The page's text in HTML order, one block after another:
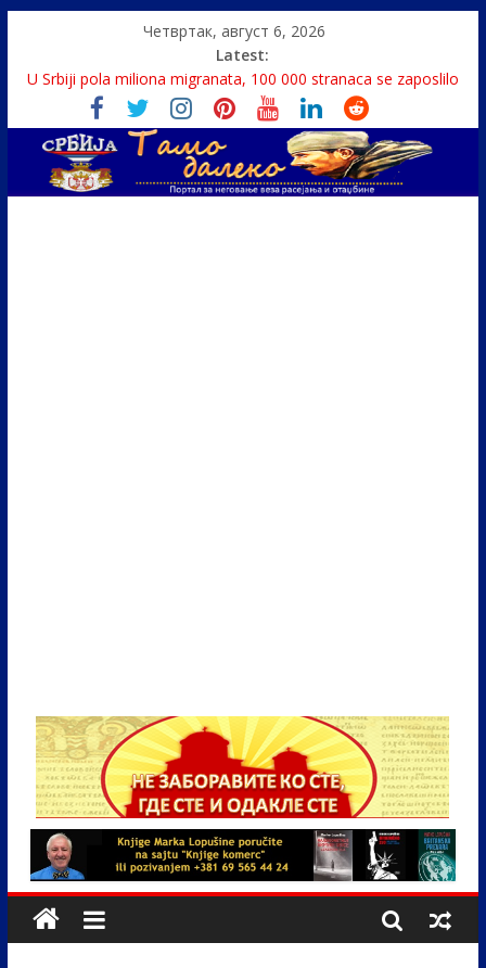
Четвртак, август 6, 2026
Latest:
U Srbiji pola miliona migranata, 100 000 stranaca se zaposlilo
Како је „Господар књига“ проглашен народним
непријатељем
Čije je pravo na istinu o Nikoli Tesli?
Srbin zaspao na Dunavu, reka ga odnela u Rumuniju
Politika i seks glavne teme srpskih medija